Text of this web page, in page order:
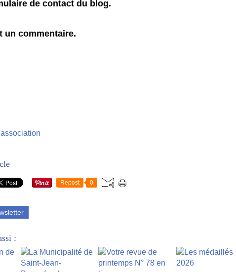
de contact du blog.
un commentaire.
Repost 0
: